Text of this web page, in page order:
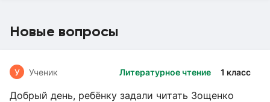
Новые вопросы
Литературное чтение 1 класс
У Ученик
Добрый день, ребёнку задали читать Зощенко